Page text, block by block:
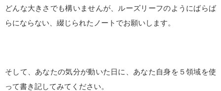
どんな大きさでも構いませんが、ルーズリーフのようにばらば
らにならない、綴じられたノートでお願いします。
そして、あなたの気分が動いた日に、あなた自身を５領域を使
って書き記してみてください。